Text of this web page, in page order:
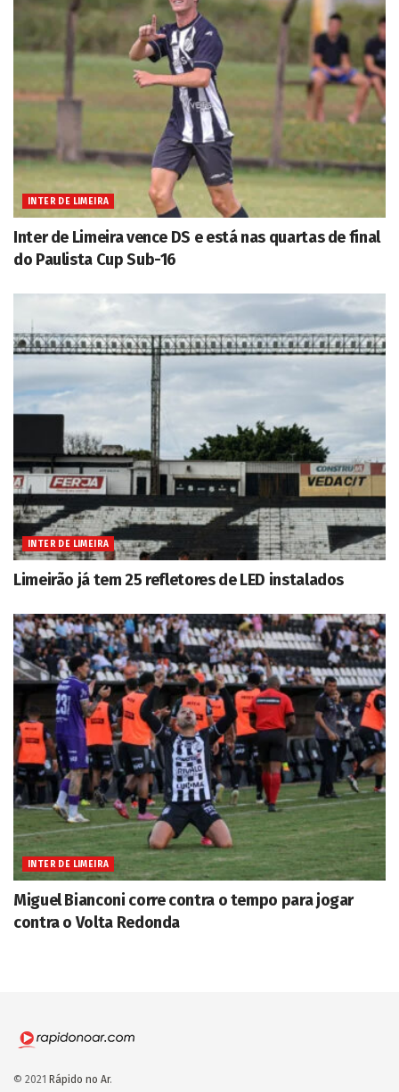
INTER DE LIMEIRA
Inter de Limeira vence DS e está nas quartas de final
do Paulista Cup Sub-16
INTER DE LIMEIRA
Limeirão já tem 25 refletores de LED instalados
INTER DE LIMEIRA
Miguel Bianconi corre contra o tempo para jogar
contra o Volta Redonda
© 2021 Rápido no Ar.